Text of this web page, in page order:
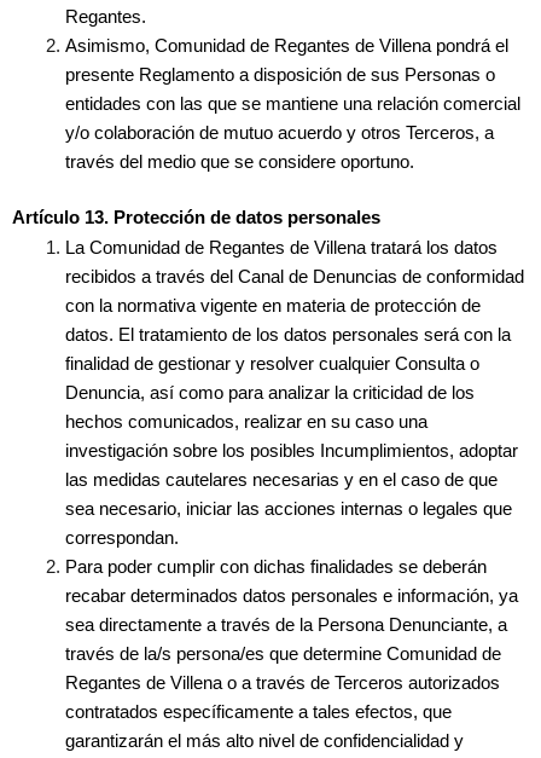
Regantes.
Asimismo, Comunidad de Regantes de Villena pondrá el
presente Reglamento a disposición de sus Personas o
entidades con las que se mantiene una relación comercial
y/o colaboración de mutuo acuerdo y otros Terceros, a
través del medio que se considere oportuno.
Artículo 13. Protección de datos personales
La Comunidad de Regantes de Villena tratará los datos
recibidos a través del Canal de Denuncias de conformidad
con la normativa vigente en materia de protección de
datos. El tratamiento de los datos personales será con la
finalidad de gestionar y resolver cualquier Consulta o
Denuncia, así como para analizar la criticidad de los
hechos comunicados, realizar en su caso una
investigación sobre los posibles Incumplimientos, adoptar
las medidas cautelares necesarias y en el caso de que
sea necesario, iniciar las acciones internas o legales que
correspondan.
Para poder cumplir con dichas finalidades se deberán
recabar determinados datos personales e información, ya
sea directamente a través de la Persona Denunciante, a
través de la/s persona/es que determine Comunidad de
Regantes de Villena o a través de Terceros autorizados
contratados específicamente a tales efectos, que
garantizarán el más alto nivel de confidencialidad y